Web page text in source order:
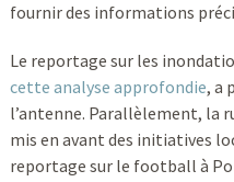
fournir des informations
Le reportage sur les
cette analyse approfondie, a
l’antenne. Parallèlement, la
mis en avant des initiatives
reportage sur le football à